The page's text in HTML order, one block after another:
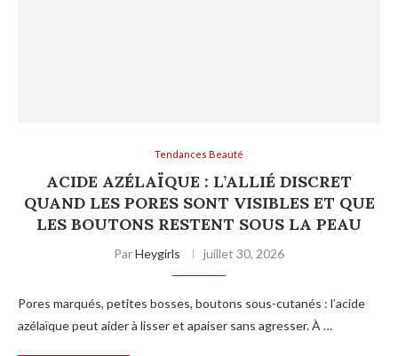
Tendances Beauté
ACIDE AZÉLAÏQUE : L’ALLIÉ DISCRET
QUAND LES PORES SONT VISIBLES ET QUE
LES BOUTONS RESTENT SOUS LA PEAU
ParHeygirls juillet 30, 2026
Pores marqués, petites bosses, boutons sous-cutanés : l’acide
azélaïque peut aider à lisser et apaiser sans agresser. À …